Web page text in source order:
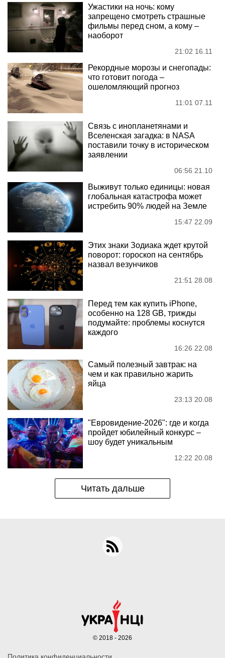
Ужастики на ночь: кому
запрещено смотреть страшные
фильмы перед сном, а кому –
наоборот
21:02 16.11
Рекордные морозы и снегопады:
что готовит погода –
ошеломляющий прогноз
11:01 07.11
Связь с инопланетянами и
Вселенская загадка: в NASA
поставили точку в историческом
заявлении
06:56 21.10
Выживут только единицы: новая
глобальная катастрофа может
истребить 90% людей на Земле
15:47 22.09
Этих знаки Зодиака ждет крутой
поворот: гороскоп на сентябрь
назвал везунчиков
21:51 28.08
Перед тем как купить iPhone,
особенно на 128 GB, трижды
подумайте: проблемы коснутся
каждого
16:26 22.08
Самый полезный завтрак: на
чем и как правильно жарить
яйца
23:13 20.08
"Евровидение-2026": где и когда
пройдет юбилейный конкурс –
шоу будет уникальным
12:22 20.08
Читать дальше
© 2018 - 2026